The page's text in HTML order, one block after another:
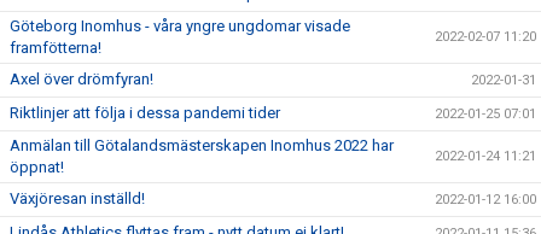
Göteborg Inomhus - våra yngre ungdomar visade
framfötterna!
2022-02-07 11:20
Axel över drömfyran! 2022-01-31
Riktlinjer att följa i dessa pandemi tider 2022-01-25 07:01
Anmälan till Götalandsmästerskapen Inomhus 2022 har
öppnat!
2022-01-24 11:21
Växjöresan inställd! 2022-01-12 16:00